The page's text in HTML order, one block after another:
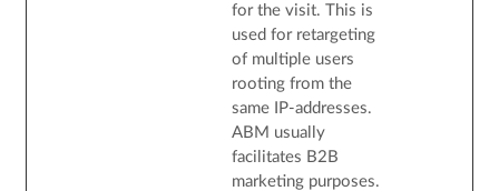
for the visit. This is
used for retargeting
of multiple users
rooting from the
same IP-addresses.
ABM usually
facilitates B2B
marketing purposes.